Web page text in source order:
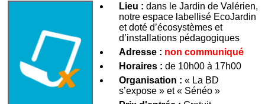
Lieu : dans le Jardin de Valérien,
notre espace labellisé EcoJardin
et doté d’écosystèmes et
d’installations pédagogiques
Adresse : non communiqué
Horaires : de 10h00 à 17h00
Organisation : « La BD
s’expose » et « Sénéo »